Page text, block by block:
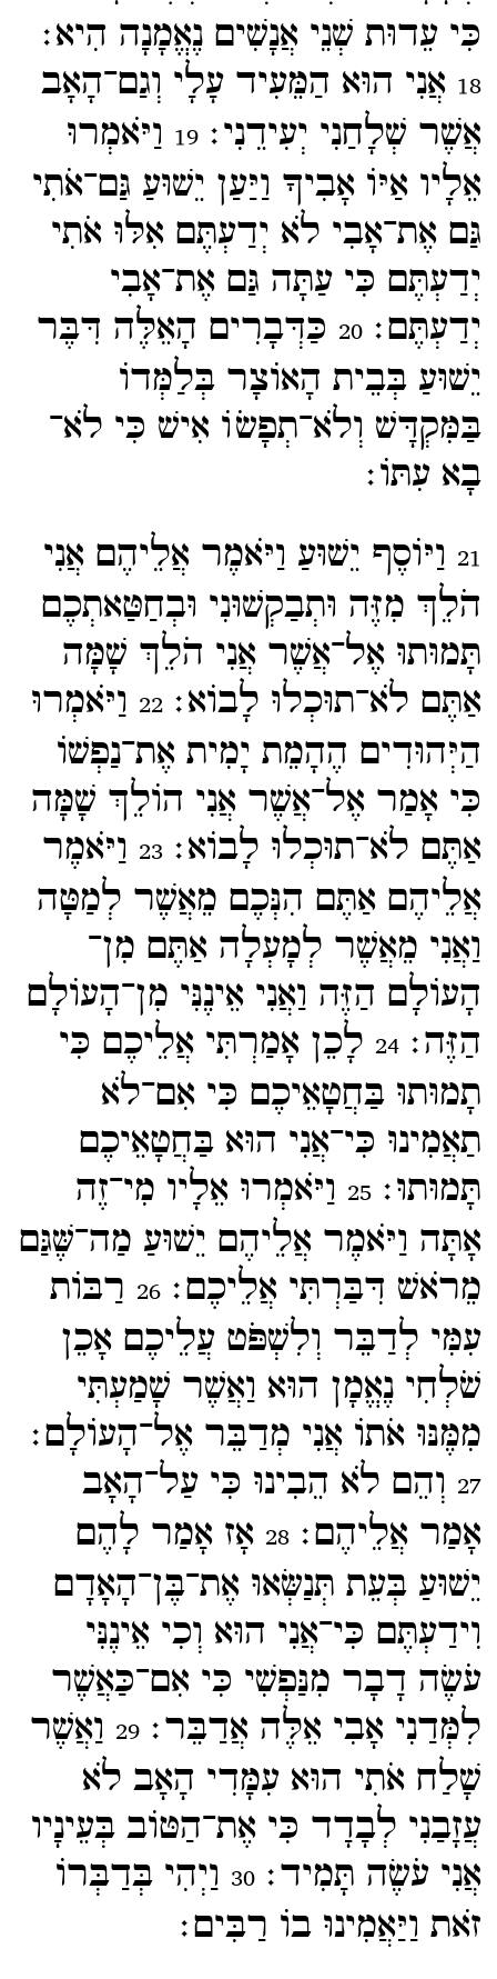
כִּי עֵדוּת שְׁנֵי אֲנָשִׁים נֶאֱמָנָה הִיא׃
18 אֲנִי הוּא הַמֵּעִיד עָלָי וְגַם־​הָאָב
אֲשֶׁר שְׁלָחַנִי יְעִידֵנִי׃19 וַיֹּאמְרוּ
אֵלָיו אַיּוֹ אָבִיךָ וַיַּעַן יֵשׁוּעַ גַּם־​אֹתִי
גַּם אֶת־​אָבִי לֹא יְדַעְתֶּם אִלּוּ אֹתִי
יְדַעְתֶּם כִּי עַתָּה גַּם אֶת־​אָבִי
יְדַעְתֶּם׃20 כַּדְּבָרִים הָאֵלֶּה דִּבֶּר
יֵשׁוּעַ בְּבֵית הָאוֹצָר בְּלַמְּדוֹ
בַּמִּקְדָּשׁ וְלֹא־​תְפָשֹוֹ אִישׁ כִּי לֹא־​
בָא עִתּוֹ׃
21 וַיּוֹסֶף יֵשׁוּעַ וַיֹּאמֶר אֲלֵיהֶם אֲנִי
הֹלֵךְ מִזֶּה וּתְבַקְשׁוּנִי וּבְחַטַּאתְכֶם
תָּמוּתוּ אֶל־​אֲשֶׁר אֲנִי הֹלֵךְ שָׁמָּה
אַתֶּם לֹא־​תוּכְלוּ לָבוֹא׃22 וַיֹּאמְרוּ
הַיְּהוּדִים הֶהָמֵת יָמִית אֶת־​נַפְשׁוֹ
כִּי אָמַר אֶל־​אֲשֶׁר אֲנִי הוֹלֵךְ שָׁמָּה
אַתֶּם לֹא־​תוּכְלוּ לָבוֹא׃23 וַיֹּאמֶר
אֲלֵיהֶם אַתֶּם הִנְּכֶם מֵאֲשֶׁר לְמַטָּה
וַאֲנִי מֵאֲשֶׁר לְמָעְלָה אַתֶּם מִן־​
הָעוֹלָם הַזֶּה וַאֲנִי אֵינֶנִּי מִן־​הָעוֹלָם
הַזֶּה׃24 לָכֵן אָמַרְתִּי אֲלֵיכֶם כִּי
תָמוּתוּ בַּחֲטָאֵיכֶם כִּי אִם־​לֹא
תַאֲמִינוּ כִּי־​אֲנִי הוּא בַּחֲטָאֵיכֶם
תָּמוּתוּ׃25 וַיֹּאמְרוּ אֵלָיו מִי־​זֶה
אָתָּה וַיֹּאמֶר אֲלֵיהֶם יֵשׁוּעַ מַה־​שֶּׁגַּם
מֵרֹאשׁ דִּבַּרְתִּי אֲלֵיכֶם׃26 רַבּוֹת
עִמִּי לְדַבֵּר וְלִשְׁפֹּט עֲלֵיכֶם אָכֵן
שֹׁלְחִי נֶאֱמָן הוּא וַאֲשֶׁר שָׁמַעְתִּי
מִמֶּנּוּ אֹתוֹ אֲנִי מְדַבֵּר אֶל־​הָעוֹלָם׃
27 וְהֵם לֹא הֵבִינוּ כִּי עַל־​הָאָב
אָמַר אֲלֵיהֶם׃28 אָז אָמַר לָהֶם
יֵשׁוּעַ בְּעֵת תְּנַשְּׂאוּ אֶת־​בֶּן־​הָאָדָם
וִידַעְתֶּם כִּי־​אֲנִי הוּא וְכִי אֵינֶנִּי
עֹשֶׂה דָבָר מִנַּפְשִׁי כִּי אִם־​כַּאֲשֶׁר
לִמְּדַנִי אָבִי אֵלֶּה אֲדַבֵּר׃29 וַאֲשֶׁר
שָׁלַח אֹתִי הוּא עִמָּדִי הָאָב לֹא
עֲזָבַנִי לְבָדָד כִּי אֶת־​הַטּוֹב בְּעֵינָיו
אֲנִי עֹשֶׂה תָּמִיד׃30 וַיְהִי בְּדַבְּרוֹ
זֹאת וַיַּאֲמִינוּ בוֹ רַבִּים׃